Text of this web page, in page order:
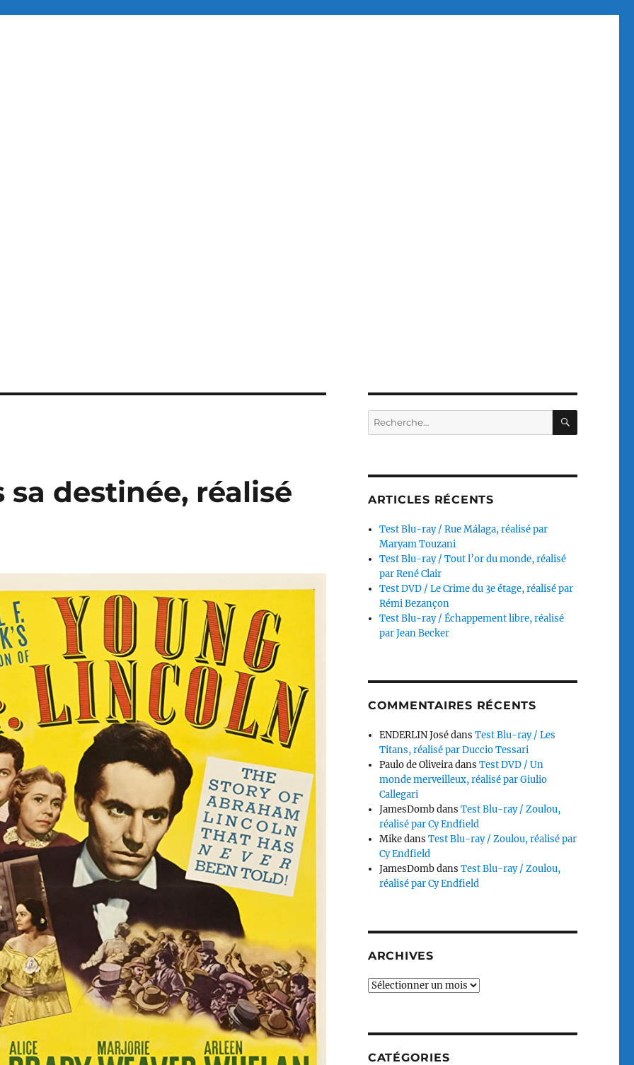
sa destinée, réalisé
Recherche
pour :
ARTICLES RÉCENTS
Test Blu-ray / Rue Málaga, réalisé par
Maryam Touzani
Test Blu-ray / Tout l’or du monde, réalisé
par René Clair
Test DVD / Le Crime du 3e étage, réalisé par
Rémi Bezançon
Test Blu-ray / Échappement libre, réalisé
par Jean Becker
COMMENTAIRES RÉCENTS
ENDERLIN JosédansTest Blu-ray / Les
Titans, réalisé par Duccio Tessari
Paulo de OliveiradansTest DVD / Un
monde merveilleux, réalisé par Giulio
Callegari
JamesDombdansTest Blu-ray / Zoulou,
réalisé par Cy Endfield
MikedansTest Blu-ray / Zoulou, réalisé par
Cy Endfield
JamesDombdansTest Blu-ray / Zoulou,
réalisé par Cy Endfield
ARCHIVES
Archives
CATÉGORIES